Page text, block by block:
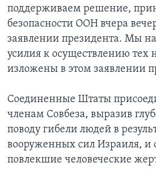
поддерживаем решение,
безопасности ООН вчера
заявлении президента. Мы
усилия к осуществлению тех
изложены в этом заявлении
Соединенные Штаты
членам Совбеза, выразив
поводу гибели людей в
вооруженных сил Израиля, и
повлекшие человеческие